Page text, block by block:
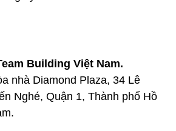
Building Việt Nam.
nhà Diamond Plaza, 34 Lê
Nghé, Quận 1, Thành phố Hồ